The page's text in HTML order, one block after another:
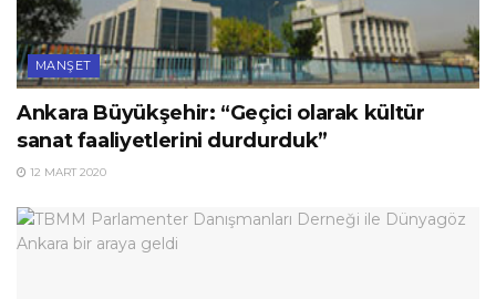
MANŞET
Ankara Büyükşehir: “Geçici olarak kültür
sanat faaliyetlerini durdurduk”
12 MART 2020